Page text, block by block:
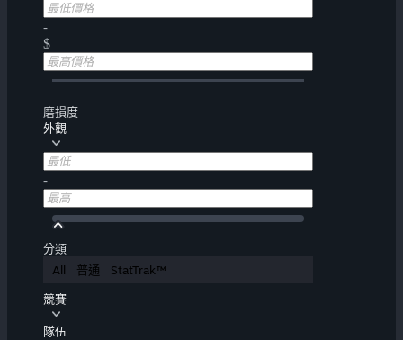
-
$
磨損度
外觀
-
分類
All 普通 StatTrak™
競賽
隊伍